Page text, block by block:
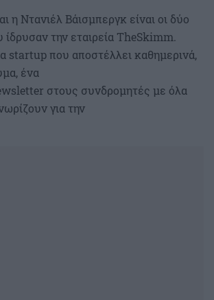
η Ντανιέλ Βάισμπεργκ είναι οι δύο
ίδρυσαν την εταιρεία TheSkimm.
startup που αποστέλλει καθημερινά,
ένα
στους συνδρομητές με όλα
για την